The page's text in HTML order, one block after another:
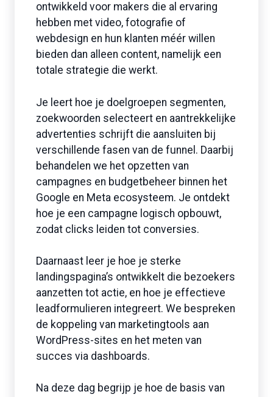
ontwikkeld voor makers die al ervaring
hebben met video, fotografie of
webdesign en hun klanten méér willen
bieden dan alleen content, namelijk een
totale strategie die werkt.
Je leert hoe je doelgroepen segmenten,
zoekwoorden selecteert en aantrekkelijke
advertenties schrijft die aansluiten bij
verschillende fasen van de funnel. Daarbij
behandelen we het opzetten van
campagnes en budgetbeheer binnen het
Google en Meta ecosysteem. Je ontdekt
hoe je een campagne logisch opbouwt,
zodat clicks leiden tot conversies.
Daarnaast leer je hoe je sterke
landingspagina’s ontwikkelt die bezoekers
aanzetten tot actie, en hoe je effectieve
leadformulieren integreert. We bespreken
de koppeling van marketingtools aan
WordPress-sites en het meten van
succes via dashboards.
Na deze dag begrijp je hoe de basis van